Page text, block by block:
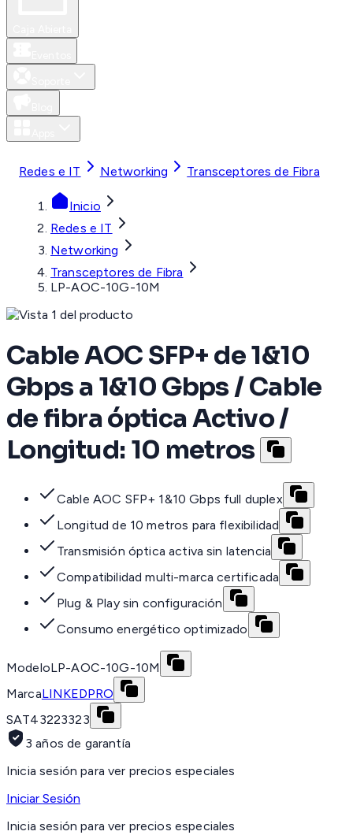
Redes e IT
Networking Transceptores de Fibra
Inicio
Redes e IT
Networking
Transceptores de Fibra
LP-AOC-10G-10M
Cable AOC SFP+ de 1&10
Gbps a 1&10 Gbps / Cable
de fibra óptica Activo /
Longitud: 10 metros
Cable AOC SFP+ 1&10 Gbps full duplex
Longitud de 10 metros para flexibilidad
Transmisión óptica activa sin latencia
Compatibilidad multi-marca certificada
Plug & Play sin configuración
Consumo energético optimizado
ModeloLP-AOC-10G-10M
MarcaLINKEDPRO
SAT43223323
3 años de garantía
Inicia sesión para ver precios especiales
Iniciar Sesión
Inicia sesión para ver precios especiales